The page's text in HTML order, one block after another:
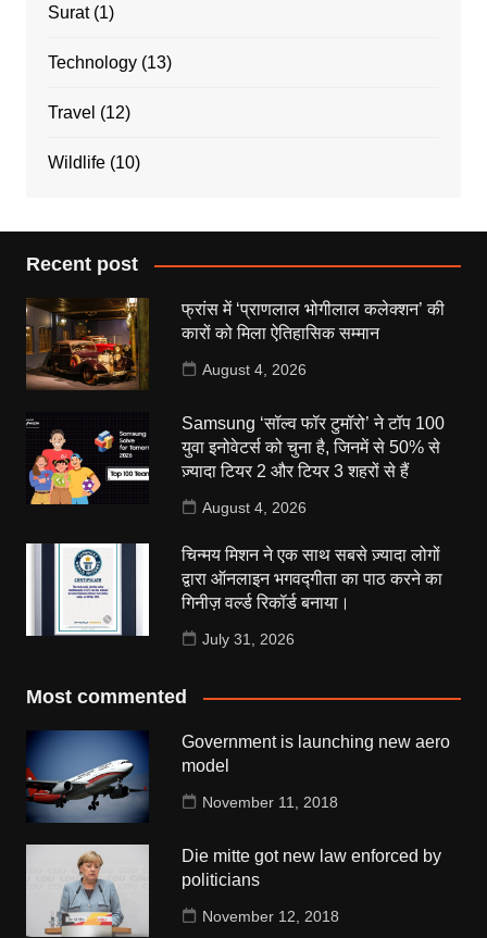
Surat(1)
Technology(13)
Travel (12)
Wildlife(10)
Recent post
फ्रांस में ‘प्राणलाल भोगीलाल कलेक्शन’ की
कारों को मिला ऐतिहासिक सम्मान
August 4, 2026
Samsung ‘सॉल्व फॉर टुमॉरो’ ने टॉप 100
युवा इनोवेटर्स को चुना है, जिनमें से 50% से
ज़्यादा टियर 2 और टियर 3 शहरों से हैं
August 4, 2026
चिन्मय मिशन ने एक साथ सबसे ज़्यादा लोगों
द्वारा ऑनलाइन भगवद्गीता का पाठ करने का
गिनीज़ वर्ल्ड रिकॉर्ड बनाया।
July 31, 2026
Most commented
Government is launching new aero
model
November 11, 2018
Die mitte got new law enforced by
politicians
November 12, 2018